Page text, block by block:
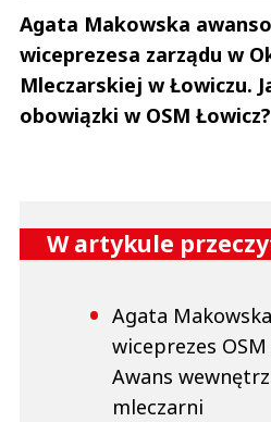
Agata Makowska
wiceprezesa zarządu w
Mleczarskiej w Łowiczu.
obowiązki w OSM Łowicz?
W artykule
Agata
wiceprezes OSM
Awans
mleczarni